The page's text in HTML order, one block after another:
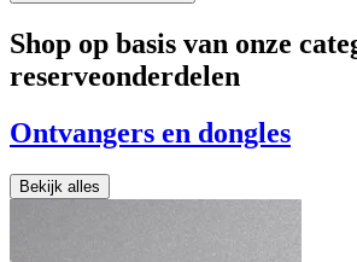
Shop op basis van onze
reserveonderdelen
Ontvangers en dongles
Bekijk alles